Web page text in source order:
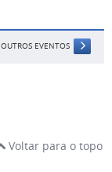
OUTROS EVENTOS
Voltar para o topo